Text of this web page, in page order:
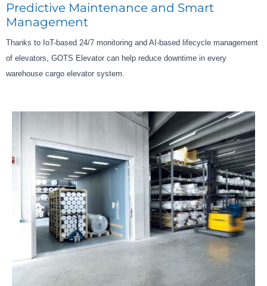
Predictive Maintenance and Smart
Management
Thanks to IoT-based 24/7 monitoring and AI-based lifecycle management
of elevators, GOTS Elevator can help reduce downtime in every
warehouse cargo elevator system.